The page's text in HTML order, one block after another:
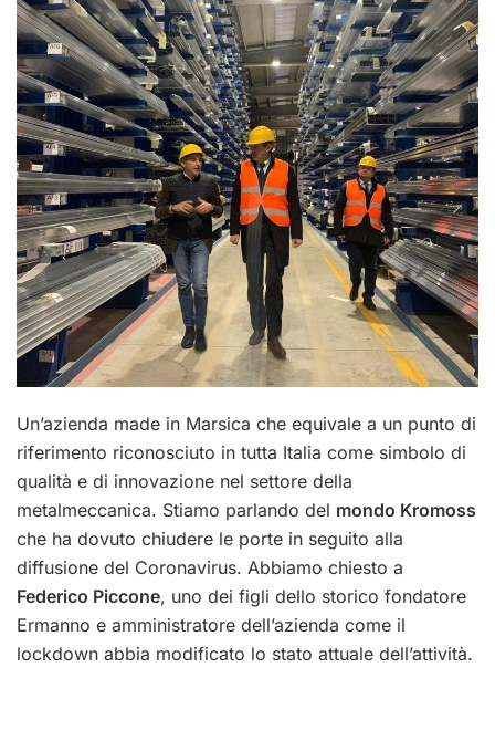
Un’azienda made in Marsica che equivale a un punto di
riferimento riconosciuto in tutta Italia come simbolo di
qualità e di innovazione nel settore della
metalmeccanica. Stiamo parlando del mondo Kromoss
che ha dovuto chiudere le porte in seguito alla
diffusione del Coronavirus. Abbiamo chiesto a
Federico Piccone, uno dei figli dello storico fondatore
Ermanno e amministratore dell’azienda come il
lockdown abbia modificato lo stato attuale dell’attività.